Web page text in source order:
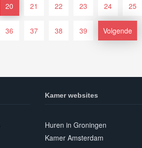
20 21 22 23 24 25
36 37 38 39 Volgende
Kamer websites
Huren in Groningen
Kamer Amsterdam